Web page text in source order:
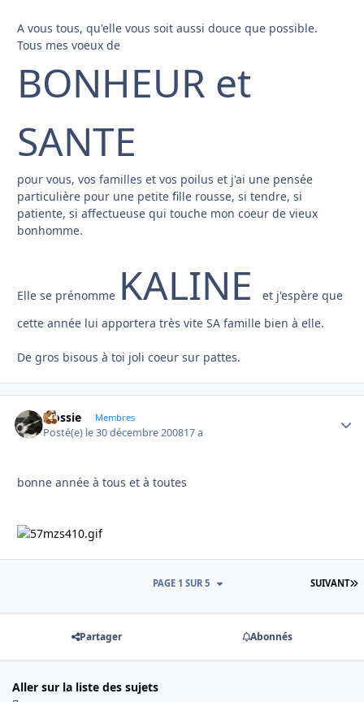
A vous tous, qu'elle vous soit aussi douce que possible.
Tous mes voeux de
BONHEUR et
SANTE
pour vous, vos familles et vos poilus et j'ai une pensée
particulière pour une petite fille rousse, si tendre, si
patiente, si affectueuse qui touche mon coeur de vieux
bonhomme.
Elle se prénomme KALINE
et j'espère que
cette année lui apportera très vite SA famille bien à elle.
De gros bisous à toi joli coeur sur pattes.
Flossie Membres
Posté(e) le 30 décembre 200817 a
bonne année à tous et à toutes
SUIVANT
PAGE 1 SUR 5
Partager Abonnés
Aller sur la liste des sujets